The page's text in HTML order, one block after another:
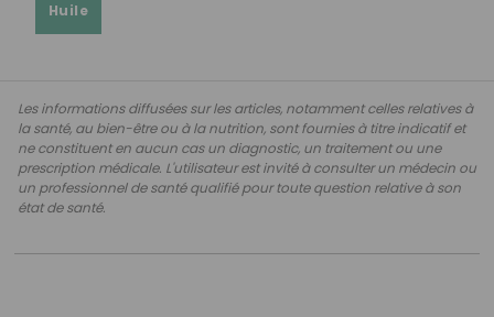
Huile
Les informations diffusées sur les articles, notamment celles relatives à
la santé, au bien-être ou à la nutrition, sont fournies à titre indicatif et
ne constituent en aucun cas un diagnostic, un traitement ou une
prescription médicale. L'utilisateur est invité à consulter un médecin ou
un professionnel de santé qualifié pour toute question relative à son
état de santé.